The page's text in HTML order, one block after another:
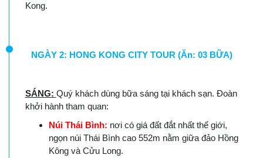
Kong.
NGÀY 2: HONG KONG CITY TOUR (Ăn: 03 BỮA)
SÁNG: Quý khách dùng bữa sáng tại khách sạn. Đoàn
khởi hành tham quan:
Núi Thái Bình: nơi có giá đất đắt nhất thế giới,
ngọn núi Thái Bình cao 552m nằm giữa đảo Hồng
Kông và Cửu Long.